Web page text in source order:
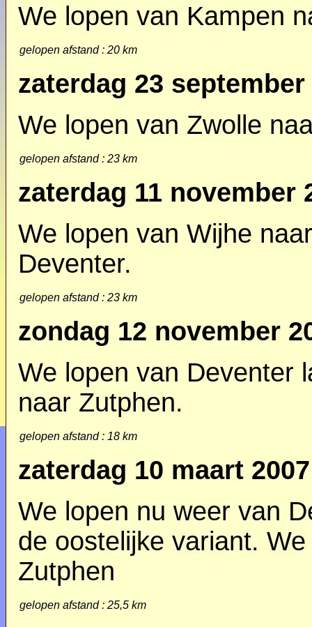
We lopen van Kampen
gelopen afstand : 20 km
zaterdag 23 september
We lopen van Zwolle
gelopen afstand : 23 km
zaterdag 11 november
We lopen van Wijhe
Deventer.
gelopen afstand : 23 km
zondag 12 november
We lopen van Deventer
naar Zutphen.
gelopen afstand : 18 km
zaterdag 10 maart 2007
We lopen nu weer van
de oostelijke variant.
Zutphen
gelopen afstand : 25,5 km